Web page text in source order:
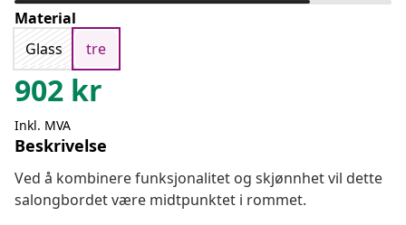
Material
Glass
tre
902 kr
Inkl. MVA
Beskrivelse
Ved å kombinere funksjonalitet og skjønnhet vil dette
salongbordet være midtpunktet i rommet.